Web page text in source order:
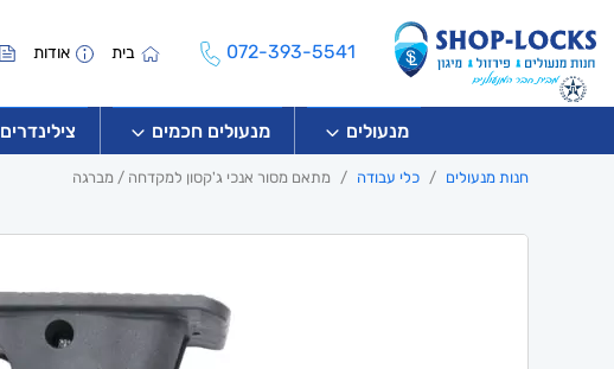
072-393-5541 בית אודות
מנעולים מנעולים חכמים צילינדרים
חנות מנעולים כלי עבודה מתאם מסור אנכי ג'קסון למקדחה / מברגה